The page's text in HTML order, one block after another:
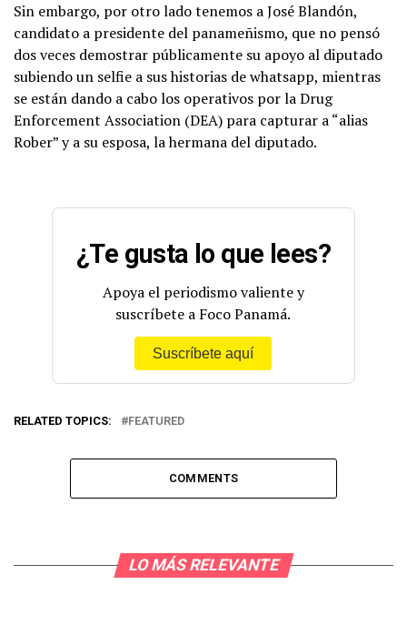
Sin embargo, por otro lado tenemos a José Blandón,
candidato a presidente del panameñismo, que no pensó
dos veces demostrar públicamente su apoyo al diputado
subiendo un selfie a sus historias de whatsapp, mientras
se están dando a cabo los operativos por la Drug
Enforcement Association (DEA) para capturar a “alias
Rober” y a su esposa, la hermana del diputado.
¿Te gusta lo que lees?
Apoya el periodismo valiente y
suscríbete a Foco Panamá.
Suscríbete aquí
RELATED TOPICS: FEATURED
COMMENTS
LO MÁS RELEVANTE